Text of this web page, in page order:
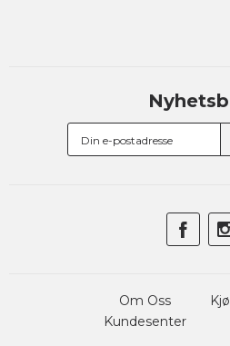
Om Oss
Kundesenter